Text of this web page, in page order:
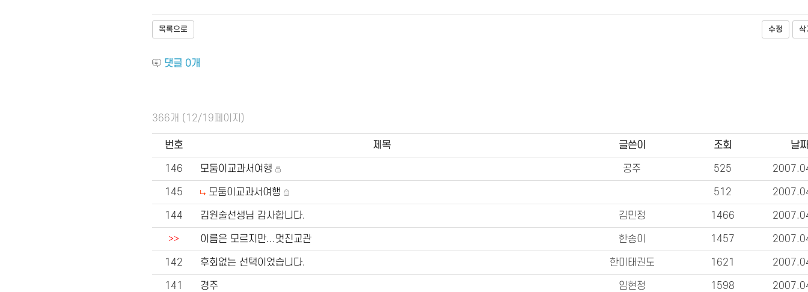
목록으로 수정 삭
댓글 0개
366개 (12/19페이지)
번호 제목 글쓴이 조회 날
146 모둠이교과서여행 공주 525
145 모둠이교과서여행 512
144 김원술선생님 감사합니다. 김민정 1466
>> 이름은 모르지만...멋진교관 한송이 1457
142 후회없는 선택이었습니다. 한미태권도 1621
141 경주 임현정 1598